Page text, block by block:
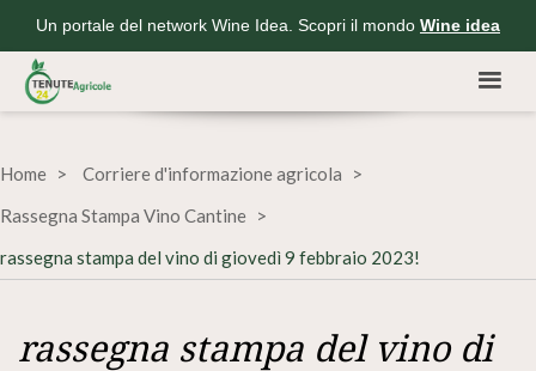
Un portale del network Wine Idea. Scopri il mondo Wine idea
Home
Corriere d'informazione agricola
Rassegna Stampa Vino Cantine
rassegna stampa del vino di giovedì 9 febbraio 2023!
rassegna stampa del vino di